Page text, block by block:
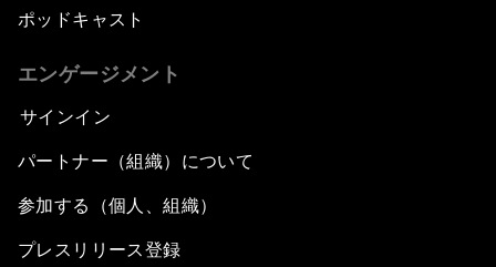
ポッドキャスト
エンゲージメント
サインイン
パートナー（組織）について
参加する（個人、組織）
プレスリリース登録